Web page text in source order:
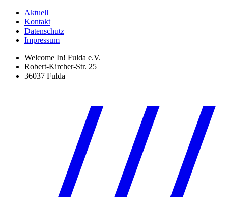
Aktuell
Kontakt
Datenschutz
Impressum
Welcome In! Fulda e.V.
Robert-Kircher-Str. 25
36037 Fulda